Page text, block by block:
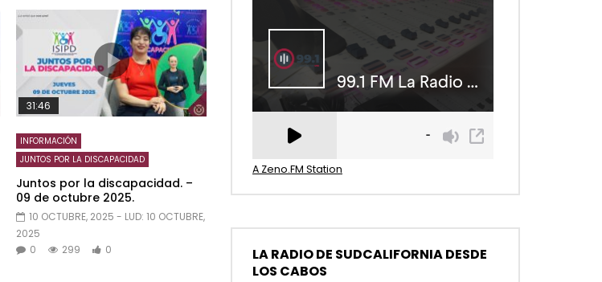
31:46
INFORMACIÓN
JUNTOS POR LA DISCAPACIDAD
Juntos por la discapacidad. –
09 de octubre 2025.
10 OCTUBRE, 2025 - LUD:10 OCTUBRE,
2025
0
299 0
A Zeno.FM Station
LA RADIO DE SUDCALIFORNIA DESDE
LOS CABOS